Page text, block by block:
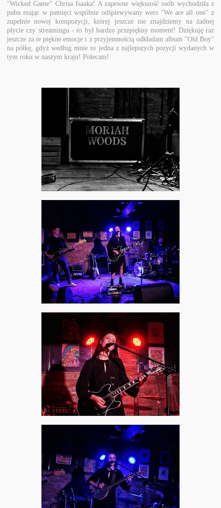
"Wicked Game" Chrisa Isaaka! A zapewne większość osób wychodziła z
pubu mając w pamięci wspólnie odśpiewywany wers "We are all one" z
zupełnie nowej kompozycji, której jeszcze nie znajdziemy na żadnej
płycie czy streamingu - to był bardzo przepiękny moment! Dziękuję raz
jeszcze za te piękne emocje i z przyjemnością odkładam album "Old Boy"
na półkę, gdyż według mnie to jedna z najlepszych pozycji wydanych w
tym roku w naszym kraju! Polecam!